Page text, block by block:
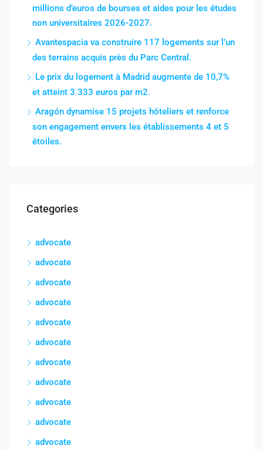
millions d’euros de bourses et aides pour les études
non universitaires 2026-2027.
Avantespacia va construire 117 logements sur l’un
des terrains acquis près du Parc Central.
Le prix du logement à Madrid augmente de 10,7%
et atteint 3 333 euros par m2.
Aragón dynamise 15 projets hôteliers et renforce
son engagement envers les établissements 4 et 5
étoiles.
Categories
advocate
advocate
advocate
advocate
advocate
advocate
advocate
advocate
advocate
advocate
advocate